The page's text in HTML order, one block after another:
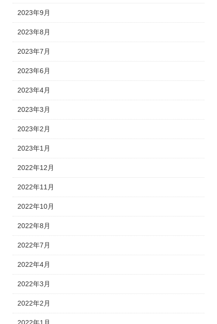
2023年9月
2023年8月
2023年7月
2023年6月
2023年4月
2023年3月
2023年2月
2023年1月
2022年12月
2022年11月
2022年10月
2022年8月
2022年7月
2022年4月
2022年3月
2022年2月